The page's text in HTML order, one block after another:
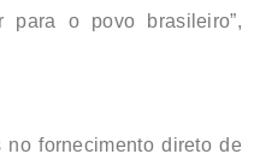
para o povo brasileiro”,
fornecimento direto de